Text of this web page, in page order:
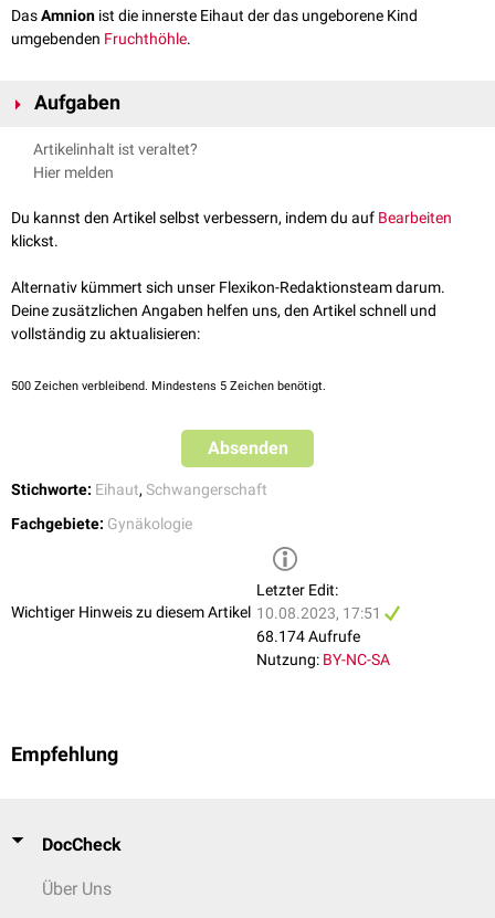
DasAmnion ist die innerste Eihaut der das ungeborene Kind
umgebenden Fruchthöhle.
Aufgaben
Das Amnion umgibt die im Verlauf der Schwangerschaft schnell
Amnionhöhle
Frühstadium der Schwangerschaft nimmt die Amnionhöhle nur einen Teil
der Fruchthöhle ein. Im weiteren Verlauf wächst die Amnionhöhle stärker
Amnionhaut nur noch ein
Spaltraum bestehen bleibt. Ab dem 3.
Schwangerschaftsmonat verschwindet dieser Spaltraum durch die
Verschmelzung der Amnionhaut mit dem
Artikelinhalt ist veraltet?
Hier melden
Du kannst den Artikel selbst verbessern, indem du auf Bearbeiten
klickst.
Alternativ kümmert sich unser Flexikon-Redaktionsteam darum.
Deine zusätzlichen Angaben helfen uns, den Artikel schnell und
vollständig zu aktualisieren:
500 Zeichen verbleibend. Mindestens 5 Zeichen benötigt.
Absenden
Stichworte: Eihaut, Schwangerschaft
Fachgebiete: Gynäkologie
Wichtiger Hinweis zu diesem Artikel
Letzter Edit:
10.08.2023, 17:51
68.174 Aufrufe
Nutzung: BY-NC-SA
Empfehlung
DocCheck
Über Uns